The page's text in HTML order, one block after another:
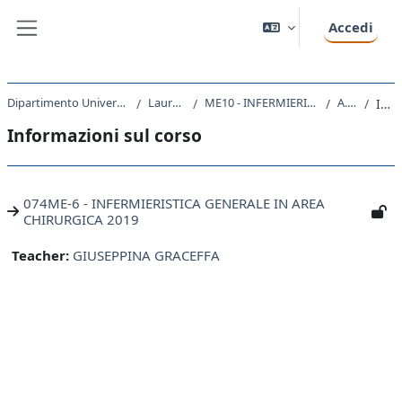
Accedi
Dipartimento Universitario Clinico di Scienze mediche, chirurgiche e della salute Laurea triennale (DM270) ME10 - INFERMIERISTICA (ABILITANTE ALLA PROFESSIONE SANITARIA DI INFERMIERE) A.A. 2019 - 2020 Introduzione
Informazioni sul corso
074ME-6 - INFERMIERISTICA GENERALE IN AREA
CHIRURGICA 2019
Teacher: GIUSEPPINA GRACEFFA